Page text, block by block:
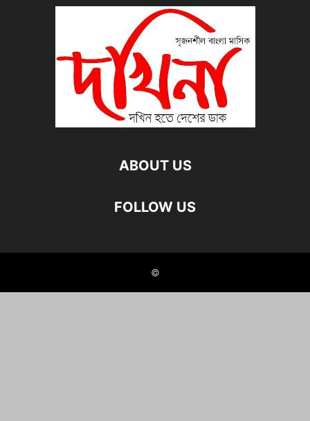
ABOUT US
FOLLOW US
©